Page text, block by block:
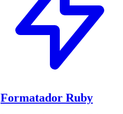
Formatador Ruby